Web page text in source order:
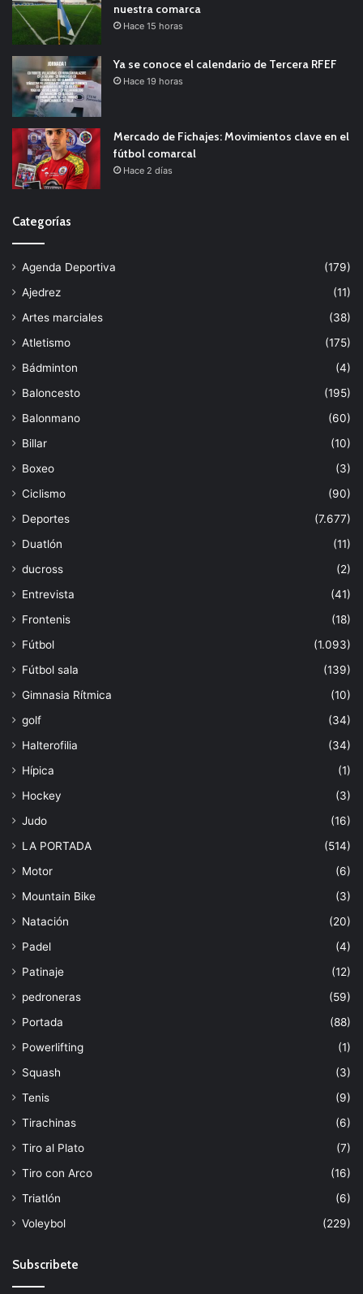
nuestra comarca
Hace 15 horas
Ya se conoce el calendario de Tercera RFEF
Hace 19 horas
Mercado de Fichajes: Movimientos clave en el
fútbol comarcal
Hace 2 días
Categorías
Agenda Deportiva
(179)
Ajedrez
(11)
Artes marciales
(38)
Atletismo
(175)
Bádminton
(4)
Baloncesto
(195)
Balonmano
(60)
Billar
(10)
Boxeo
(3)
Ciclismo
(90)
Deportes
(7.677)
Duatlón
(11)
ducross
(2)
Entrevista
(41)
Frontenis
(18)
Fútbol
(1.093)
Fútbol sala
(139)
Gimnasia Rítmica
(10)
golf
(34)
Halterofilia
(34)
Hípica
(1)
Hockey
(3)
Judo
(16)
LA PORTADA
(514)
Motor
(6)
Mountain Bike
(3)
Natación
(20)
Padel
(4)
Patinaje
(12)
pedroneras
(59)
Portada
(88)
Powerlifting
(1)
Squash
(3)
Tenis
(9)
Tirachinas
(6)
Tiro al Plato
(7)
Tiro con Arco
(16)
Triatlón
(6)
Voleybol
(229)
Subscribete